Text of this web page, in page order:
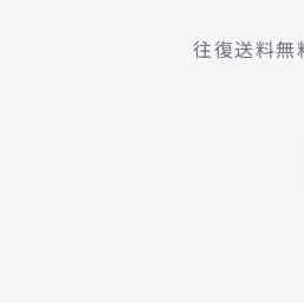
往復送料無